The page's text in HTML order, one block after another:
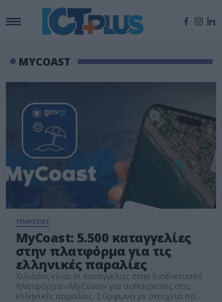
MYCOAST
ΥΠΗΡΕΣΙΕΣ
MyCoast: 5.500 καταγγελίες
στην πλατφόρμα για τις
ελληνικές παραλίες
Χιλιάδες είναι οι καταγγελίες στην διαδικτυακή
πλατφόρμα «MyCoast» για αυθαιρεσίες στις
ελληνικές παραλίες. Σύμφωνα με στοιχεία που